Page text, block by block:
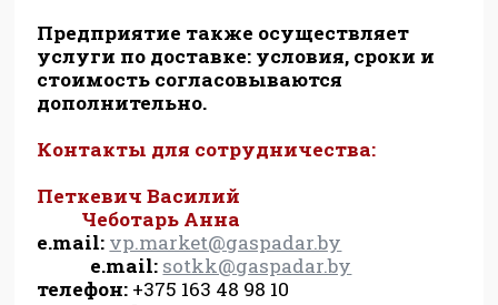
Предприятие также осуществляет
услуги по доставке: условия, сроки и
стоимость согласовываются
дополнительно.
Контакты для сотрудничества:
Петкевич Василий
Чеботарь Анна
e.mail: vp.market@gaspadar.by
e.mail: sotkk@gaspadar.by
телефон: +375 163 48 98 10